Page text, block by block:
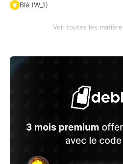
Blé (W_1)
Voir toutes les